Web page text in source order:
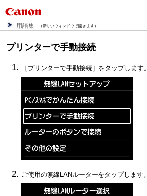
用語集 （新しいウィンドウで開きます）
プリンターで手動接続
［ プリンターで手動接続］をタップします。
ご使用の無線LANルーターをタップします。